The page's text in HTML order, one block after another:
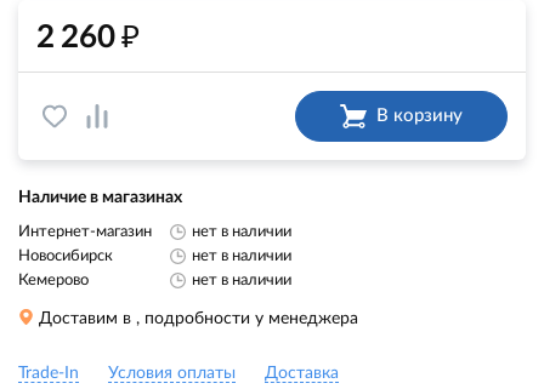
2 260₽
В корзину
Наличие в магазинах
Интернет-магазин
нет в наличии
Новосибирск
нет в наличии
Кемерово
нет в наличии
Доставим в , подробности у менеджера
Trade-In Условия оплаты Доставка